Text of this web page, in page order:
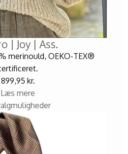
| Joy | Ass.
merinould, OEKO-TEX®
899,95 kr.
Læs mere